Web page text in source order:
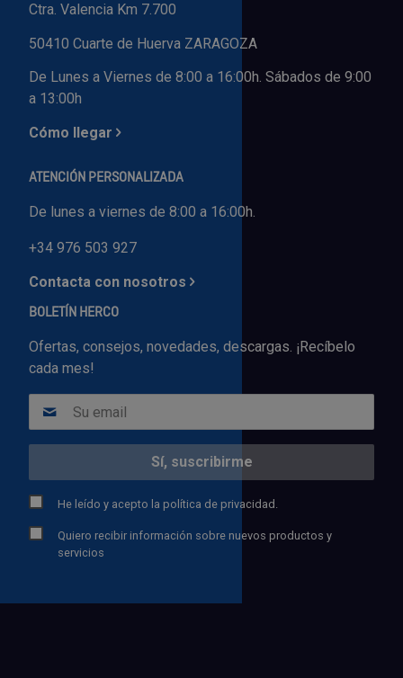
Ctra. Valencia Km 7.700
50410 Cuarte de Huerva ZARAGOZA
De Lunes a Viernes de 8:00 a 16:00h. Sábados de 9:00
a 13:00h
Cómo llegar
ATENCIÓN PERSONALIZADA
De lunes a viernes de 8:00 a 16:00h.
+34 976 503 927
Contacta con nosotros
BOLETÍN HERCO
Ofertas, consejos, novedades, descargas. ¡Recíbelo
cada mes!
He leído y acepto la política de privacidad.
Quiero recibir información sobre nuevos productos y
servicios